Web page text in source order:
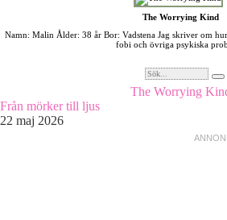
The Worrying Kind
Namn: Malin Ålder: 38 år Bor: Vadstena Jag skriver om
fobi och övriga psykiska
The Worrying
Från mörker till ljus
22 maj 2026